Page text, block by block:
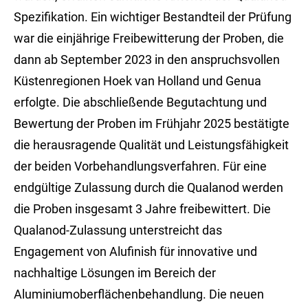
Spezifikation. Ein wichtiger Bestandteil der Prüfung
war die einjährige Freibewitterung der Proben, die
dann ab September 2023 in den anspruchsvollen
Küstenregionen Hoek van Holland und Genua
erfolgte. Die abschließende Begutachtung und
Bewertung der Proben im Frühjahr 2025 bestätigte
die herausragende Qualität und Leistungsfähigkeit
der beiden Vorbehandlungsverfahren. Für eine
endgültige Zulassung durch die Qualanod werden
die Proben insgesamt 3 Jahre freibewittert. Die
Qualanod-Zulassung unterstreicht das
Engagement von Alufinish für innovative und
nachhaltige Lösungen im Bereich der
Aluminiumoberflächenbehandlung. Die neuen